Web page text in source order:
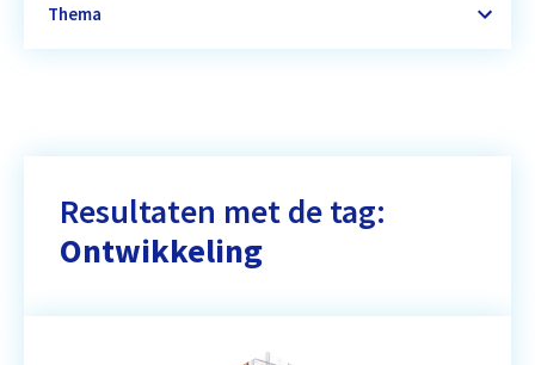
Thema
Resultaten met de tag:
Ontwikkeling